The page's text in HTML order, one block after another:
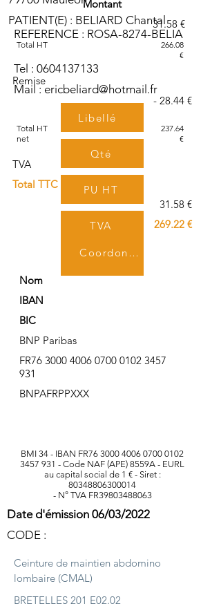
PATIENT(E) : BELIARD Chantal
REFERENCE : ROSA-8274-BELIA
Tel : 0604137133
Mail : ericbeliard@hotmail.fr
Libellé
Qté
PU HT
TVA
Montant
31.58 €
Total HT
266.08
€
Remise
- 28.44 €
Total HT
net
237.64
€
TVA
Total TTC
31.58 €
269.22 €
Coordonnées bancaires
Nom
IBAN
BIC
BNP Paribas
FR76 3000 4006 0700 0102 3457
931
BNPAFRPPXXX
BMI 34 - IBAN FR76 3000 4006 0700 0102
3457 931 - Code NAF (APE) 8559A - EURL
au capital social de 1 € - Siret :
80348806300014
- N° TVA FR39803488063
Date d'émission 06/03/2022
CODE :
Ceinture de maintien abdomino
lombaire (CMAL)
BRETELLES 201 E02.02